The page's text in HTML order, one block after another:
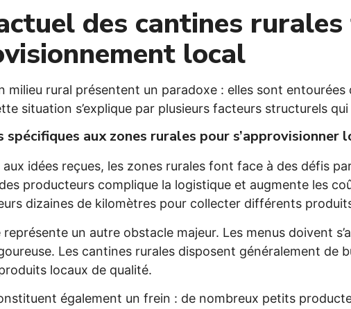
des cantines
local
milieu rural présentent un paradoxe : elles sont
situation s’explique par plusieurs facteurs structurels
spécifiques aux zones rurales pour s’approvisionner
idées reçues, les zones rurales font face à des défis
producteurs complique la logistique et augmente les
dizaines de kilomètres pour collecter différents
représente un autre obstacle majeur. Les menus doivent
Les cantines rurales disposent généralement de
locaux de qualité.
également un frein : de nombreux petits